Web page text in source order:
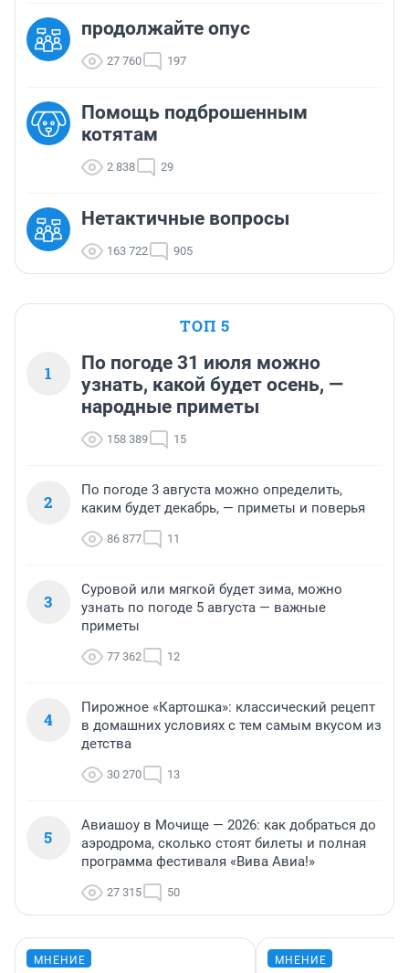
продолжайте опус
27 760 197
Помощь подброшенным
котятам
2 838 29
Нетактичные вопросы
163 722 905
ТОП 5
1
По погоде 31 июля можно
узнать, какой будет осень, —
народные приметы
158 389 15
2
По погоде 3 августа можно определить,
каким будет декабрь, — приметы и поверья
86 877 11
3
Суровой или мягкой будет зима, можно
узнать по погоде 5 августа — важные
приметы
77 362 12
4
Пирожное «Картошка»: классический рецепт
в домашних условиях с тем самым вкусом из
детства
30 270 13
5
Авиашоу в Мочище — 2026: как добраться до
аэродрома, сколько стоят билеты и полная
программа фестиваля «Вива Авиа!»
27 315 50
МНЕНИЕ МНЕНИЕ